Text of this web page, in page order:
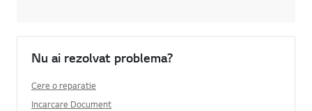
Nu ai rezolvat problema?
Cere o reparatie
Incarcare Document